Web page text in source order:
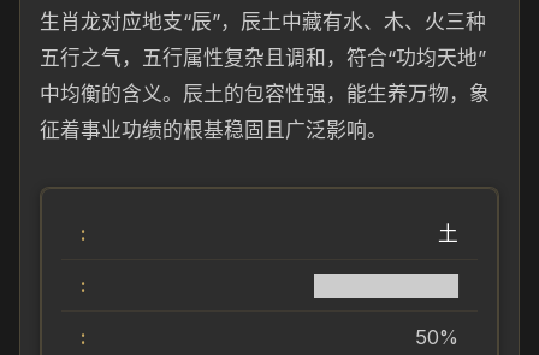
生肖龙对应地支“辰”，辰土中藏有水、木、火三种
五行之气，五行属性复杂且调和，符合“功均天地”
中均衡的含义。辰土的包容性强，能生养万物，象
征着事业功绩的根基稳固且广泛影响。
土
50%